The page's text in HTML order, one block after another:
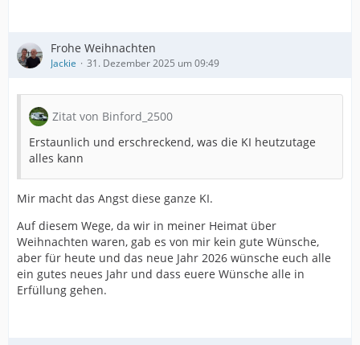
Frohe Weihnachten
Jackie 31. Dezember 2025 um 09:49
Zitat von Binford_2500
Erstaunlich und erschreckend, was die KI heutzutage
alles kann
Mir macht das Angst diese ganze KI.
Auf diesem Wege, da wir in meiner Heimat über
Weihnachten waren, gab es von mir kein gute Wünsche,
aber für heute und das neue Jahr 2026 wünsche euch alle
ein gutes neues Jahr und dass euere Wünsche alle in
Erfüllung gehen.